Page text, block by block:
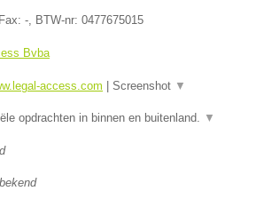
Fax: - , BTW-nr: 0477675015
Bvba
access.com Screenshot ▼
opdrachten in binnen en buitenland. ▼